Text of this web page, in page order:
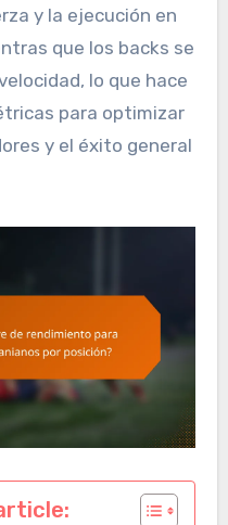
y la ejecución en
que los backs se
lo que hace
para optimizar
y el éxito general